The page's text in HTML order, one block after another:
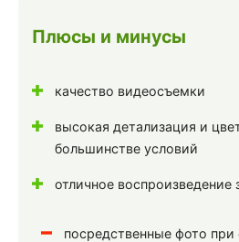
Плюсы и минусы
качество видеосъемки
высокая детализация и
большинстве условий
отличное воспроизведение
посредственные фото при